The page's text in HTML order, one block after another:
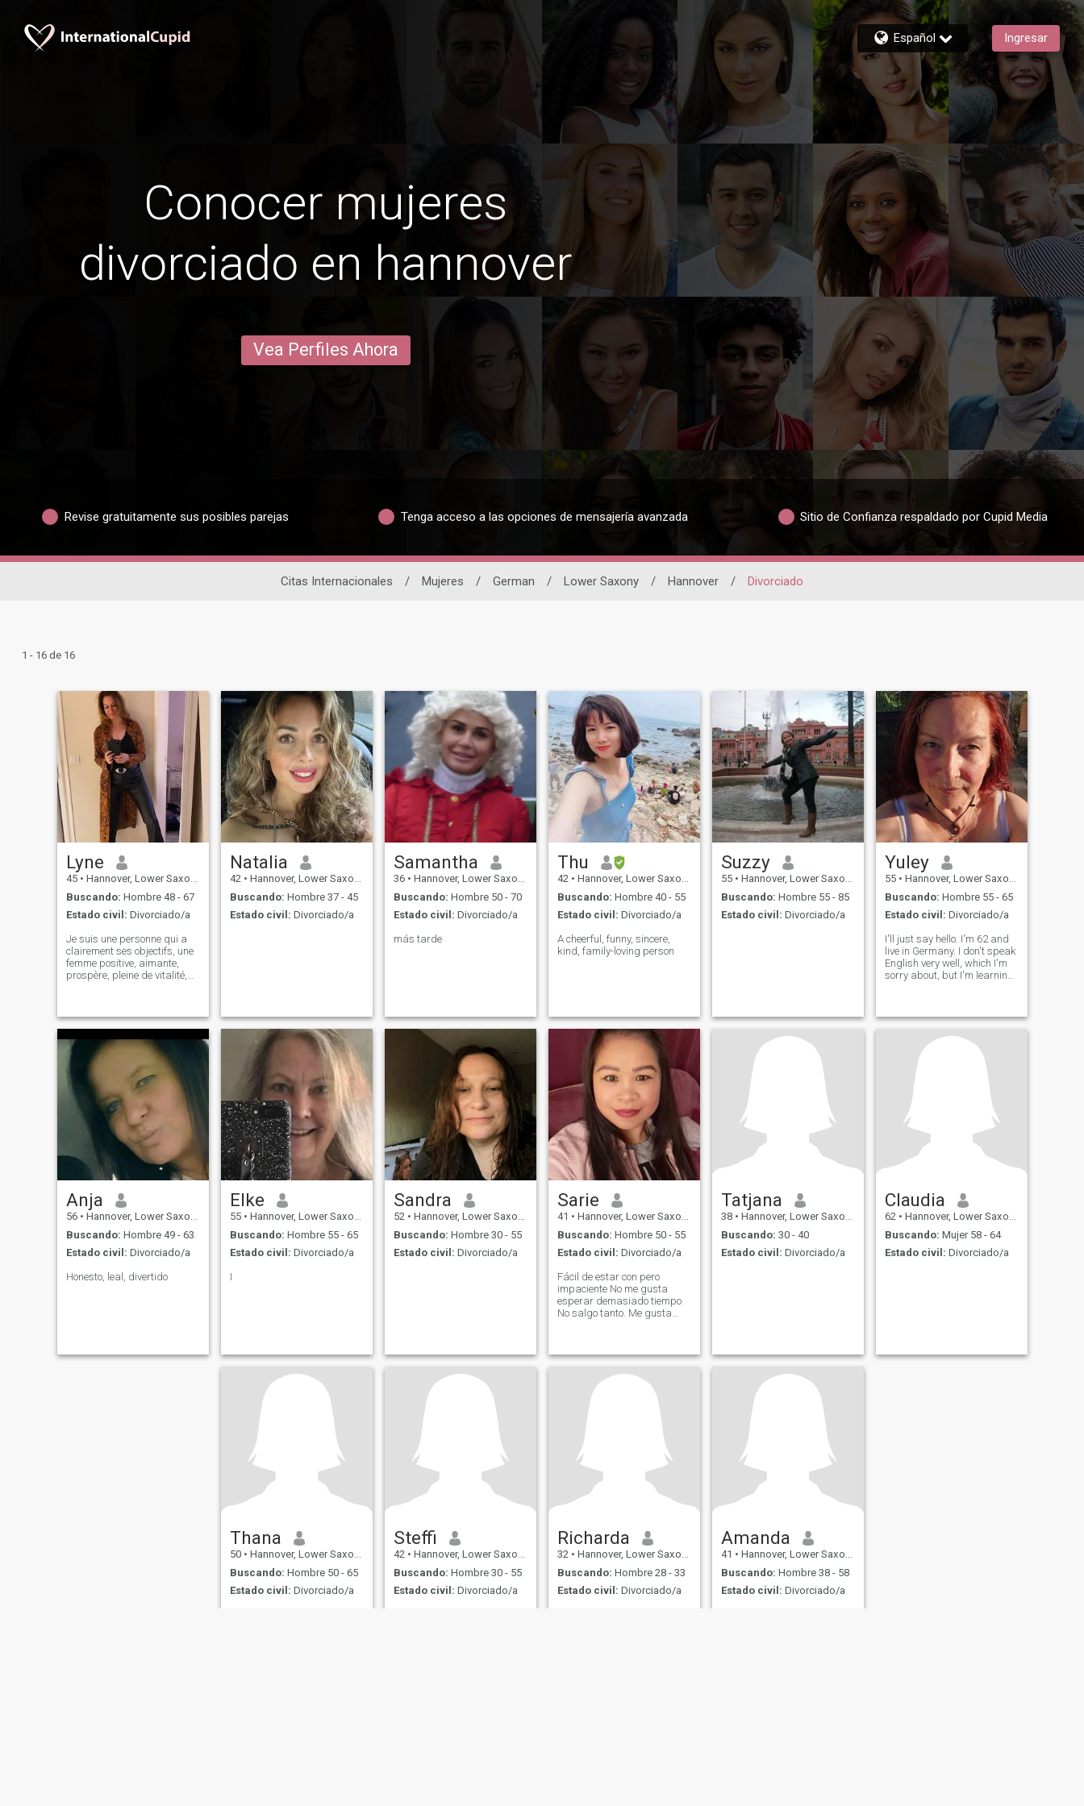
Español Ingresar
Conocer mujeres
divorciado en hannover
Vea Perfiles Ahora
Revise gratuitamente sus posibles parejas Tenga acceso a las opciones de mensajería avanzada Sitio de Confianza respaldado por Cupid Media
Citas Internacionales / Mujeres / German / Lower Saxony / Hannover / Divorciado
1 - 16 de 16
Lyne
45 • Hannover, Lower Saxony, Alemania
Buscando: Hombre 48 - 67
Estado civil: Divorciado/a
Je suis une personne qui a
clairement ses objectifs, une
femme positive, aimante,
prospère, pleine de vitalité,
puisse être à mon niveau, qui
Natalia
42 • Hannover, Lower Saxony, Alemania
Buscando: Hombre 37 - 45
Estado civil: Divorciado/a
Samantha
36 • Hannover, Lower Saxony, Alemania
Buscando: Hombre 50 - 70
Estado civil: Divorciado/a
más tarde
Thu
42 • Hannover, Lower Saxony, Alemania
Buscando: Hombre 40 - 55
Estado civil: Divorciado/a
A cheerful, funny, sincere,
kind, family-loving person
Suzzy
55 • Hannover, Lower Saxony, Alemania
Buscando: Hombre 55 - 85
Estado civil: Divorciado/a
Yuley
55 • Hannover, Lower Saxony, Alemania
Buscando: Hombre 55 - 65
Estado civil: Divorciado/a
I'll just say hello. I'm 62 and
live in Germany. I don't speak
English very well, which I'm
sorry about, but I'm learning
I'm unattached and free, and
Anja
56 • Hannover, Lower Saxony, Alemania
Buscando: Hombre 49 - 63
Estado civil: Divorciado/a
Honesto, leal, divertido
Elke
55 • Hannover, Lower Saxony, Alemania
Buscando: Hombre 55 - 65
Estado civil: Divorciado/a
I
Sandra
52 • Hannover, Lower Saxony, Alemania
Buscando: Hombre 30 - 55
Estado civil: Divorciado/a
Sarie
41 • Hannover, Lower Saxony, Alemania
Buscando: Hombre 50 - 55
Estado civil: Divorciado/a
Fácil de estar con pero
impaciente No me gusta
esperar demasiado tiempo
No salgo tanto. Me gusta
no sé.
Tatjana
38 • Hannover, Lower Saxony, Alemania
Buscando: 30 - 40
Estado civil: Divorciado/a
Claudia
62 • Hannover, Lower Saxony, Alemania
Buscando: Mujer 58 - 64
Estado civil: Divorciado/a
Thana
50 • Hannover, Lower Saxony, Alemania
Buscando: Hombre 50 - 65
Estado civil: Divorciado/a
Steffi
42 • Hannover, Lower Saxony, Alemania
Buscando: Hombre 30 - 55
Estado civil: Divorciado/a
Richarda
32 • Hannover, Lower Saxony, Alemania
Buscando: Hombre 28 - 33
Estado civil: Divorciado/a
Amanda
41 • Hannover, Lower Saxony, Alemania
Buscando: Hombre 38 - 58
Estado civil: Divorciado/a